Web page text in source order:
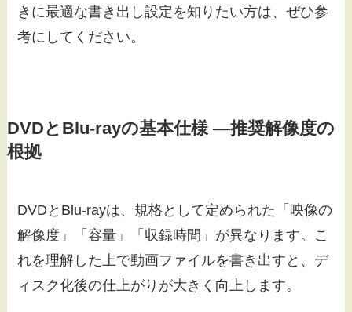
きに最適な書き出し設定を知りたい方は、ぜひ参
考にしてください。
DVDとBlu-rayの基本仕様 ―推奨解像度の
根拠
DVDとBlu-rayは、規格として定められた「映像の
解像度」「容量」「収録時間」が異なります。こ
れを理解した上で動画ファイルを書き出すと、デ
ィスク化後の仕上がりが大きく向上します。